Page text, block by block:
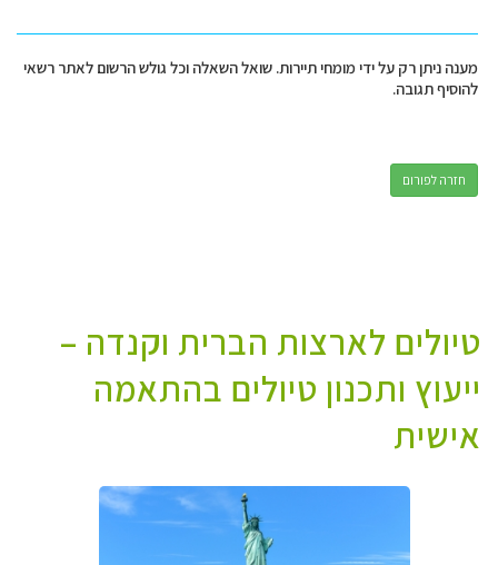
מענה ניתן רק על ידי מומחי תיירות. שואל השאלה וכל גולש הרשום לאתר רשאי
להוסיף תגובה.
חזרה לפורום
טיולים לארצות הברית וקנדה –
ייעוץ ותכנון טיולים בהתאמה
אישית